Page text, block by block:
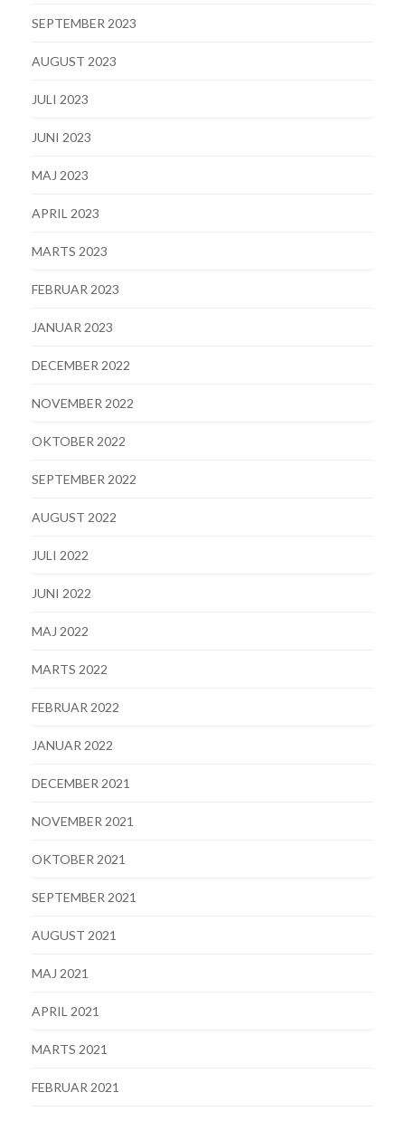
SEPTEMBER 2023
AUGUST 2023
JULI 2023
JUNI 2023
MAJ 2023
APRIL 2023
MARTS 2023
FEBRUAR 2023
JANUAR 2023
DECEMBER 2022
NOVEMBER 2022
OKTOBER 2022
SEPTEMBER 2022
AUGUST 2022
JULI 2022
JUNI 2022
MAJ 2022
MARTS 2022
FEBRUAR 2022
JANUAR 2022
DECEMBER 2021
NOVEMBER 2021
OKTOBER 2021
SEPTEMBER 2021
AUGUST 2021
MAJ 2021
APRIL 2021
MARTS 2021
FEBRUAR 2021